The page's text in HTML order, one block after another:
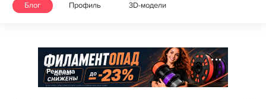
Блог Профиль 3D-модели
Реклама